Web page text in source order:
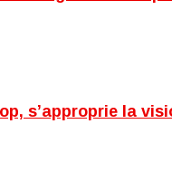
s’approprie la